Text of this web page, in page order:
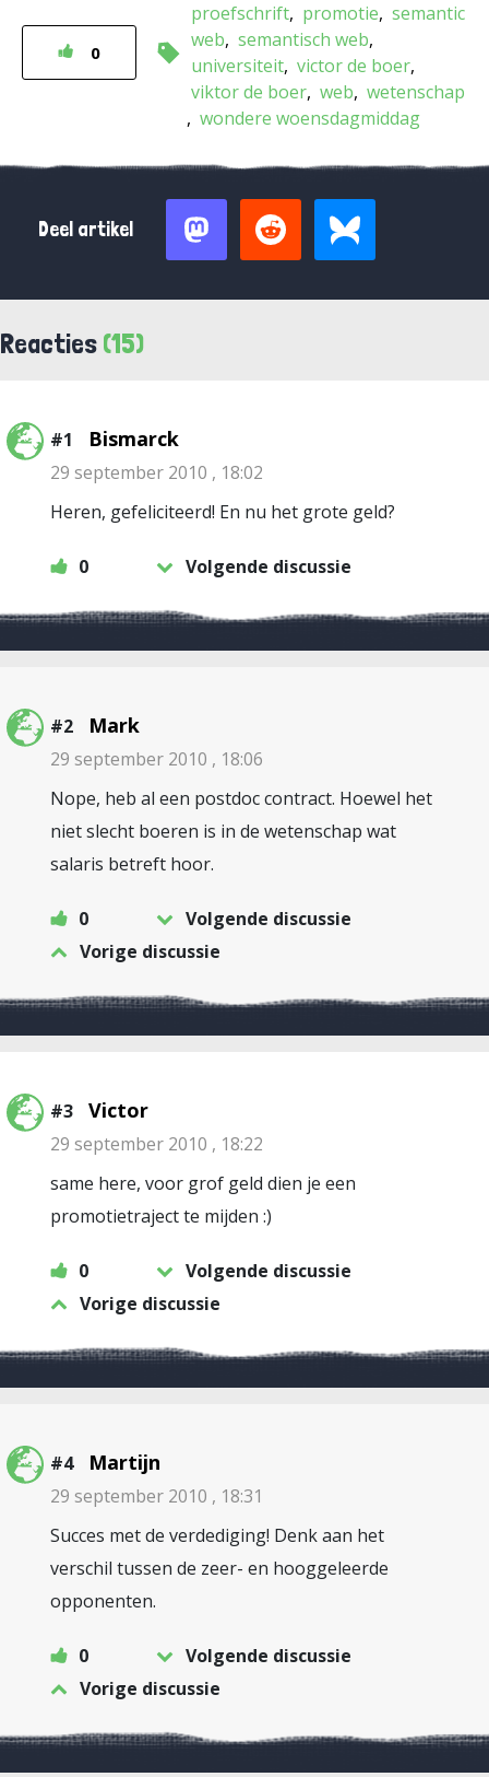
0
proefschrift promotie semantic
web semantisch web
universiteit victor de boer
viktor de boer web wetenschap
wondere woensdagmiddag
Deel artikel
Reacties (15)
#1 Bismarck
29 september 2010 , 18:02
Heren, gefeliciteerd! En nu het grote geld?
0 Volgende discussie
#2 Mark
29 september 2010 , 18:06
Nope, heb al een postdoc contract. Hoewel het
niet slecht boeren is in de wetenschap wat
salaris betreft hoor.
0
Volgende discussie
Vorige discussie
#3 Victor
29 september 2010 , 18:22
same here, voor grof geld dien je een
promotietraject te mijden :)
0
Volgende discussie
Vorige discussie
#4 Martijn
29 september 2010 , 18:31
Succes met de verdediging! Denk aan het
verschil tussen de zeer- en hooggeleerde
opponenten.
0
Volgende discussie
Vorige discussie